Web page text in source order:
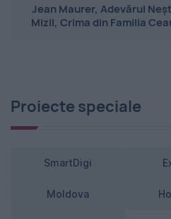
Jean Maurer, Adevărul
Mizil, Crima din Familia
Proiecte speciale
SmartDigi
Moldova